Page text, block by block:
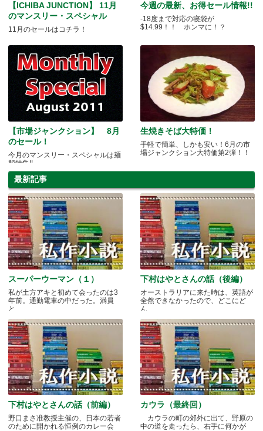
【ICHIBA JUNCTION】 11月
のマンスリー・スペシャル
11月のセールはコチラ！
今週の最新、お得セール情報!!
-18度まで対応の寝袋が
$14.99！！ ホンマに！？
【市場ジャンクション】 8月
のセール！
今月のマンスリー・スペシャルは麺
類特集!!
生焼きそば大特価！
手軽で簡単、しかも安い！6月の市
場ジャンクション大特価第2弾！！
最新記事
スーパーウーマン（１）
私が土方アキと初めて会ったのは3
年前。通勤電車の中だった。満員
と.....
下村はやとさんの話（後編）
オーストラリアに来た時は、英語が
全然できなかったので、どこにど
ん.....
下村はやとさんの話（前編）
野口まさ准教授主催の、日本の若者
のために開かれる恒例のカレー会
カウラ（最終回）
カウラの町の郊外に出て、野原の
中の道を走ったら、右手に何かが